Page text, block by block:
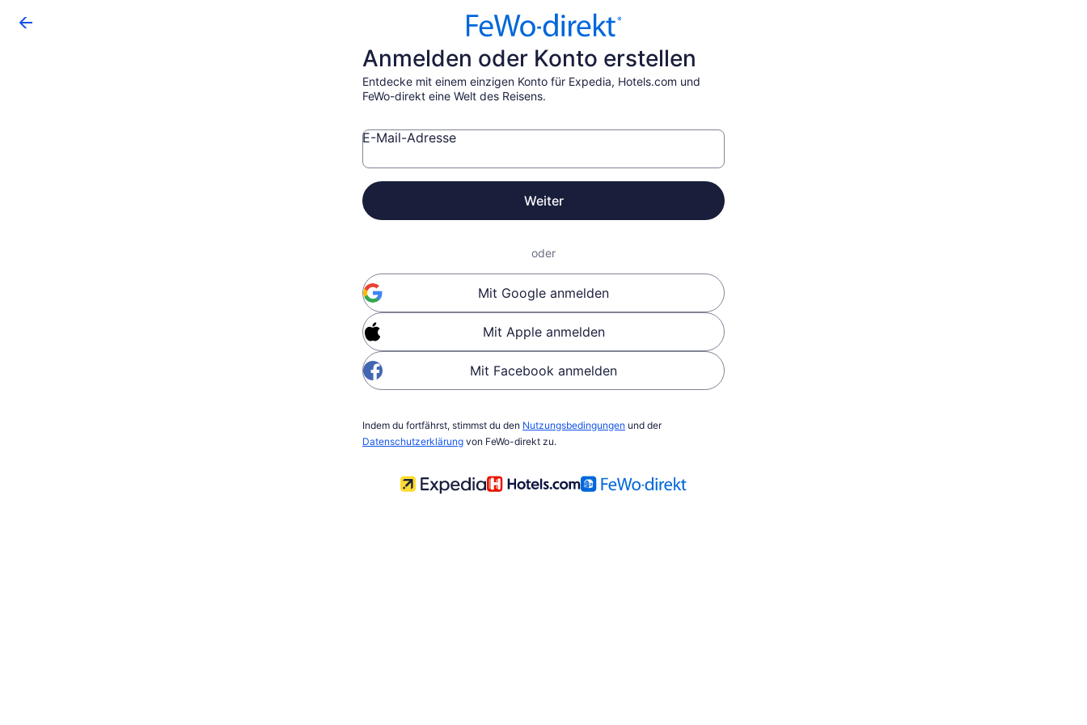
Anmelden oder Konto erstellen
Entdecke mit einem einzigen Konto für Expedia, Hotels.com und
FeWo-direkt eine Welt des Reisens.
E-Mail-Adresse
Weiter
oder
Mit Google anmelden
Mit Apple anmelden
Mit Facebook anmelden
Indem du fortfährst, stimmst du den Nutzungsbedingungen und der
Datenschutzerklärung von FeWo-direkt zu.